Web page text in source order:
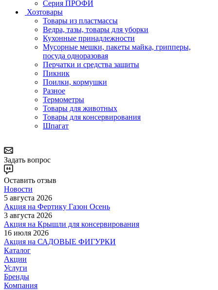
Серия ПРОФИ
Хозтовары
Товары из пластмассы
Ведра, тазы, товары для уборки
Кухонные принадлежности
Мусорные мешки, пакеты майка, грипперы,
посуда одноразовая
Перчатки и средства защиты
Пикник
Поилки, кормушки
Разное
Термометры
Товары для животных
Товары для консервирования
Шпагат
Задать вопрос
Оставить отзыв
Новости
5 августа 2026
Акция на Фертику Газон Осень
3 августа 2026
Акция на Крышли для консервирования
16 июля 2026
Акция на САДОВЫЕ ФИГУРКИ
Каталог
Акции
Услуги
Бренды
Компания